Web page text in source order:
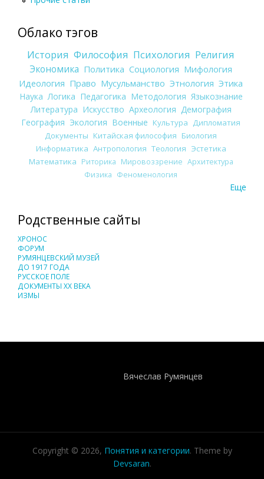
Облако тэгов
История Философия Психология Религия
Экономика Политика Социология Мифология
Идеология Право Мусульманство Этнология Этика
Наука Логика Педагогика Методология Языкознание
Литература Искусство Археология Демография
География Экология Военные Культура
Дипломатия
Документы Китайская философия Биология
Информатика Антропология Теология Эстетика
Математика Риторика Мировоззрение Архитектура
Физика Феноменология
Еще
Родственные сайты
ХРОНОС
ФОРУМ
РУМЯНЦЕВСКИЙ МУЗЕЙ
ДО 1917 ГОДА
РУССКОЕ ПОЛЕ
ДОКУМЕНТЫ XX ВЕКА
ИЗМЫ
Вячеслав Румянцев
Copyright © 2026, Понятия и категории. Theme by
Devsaran.